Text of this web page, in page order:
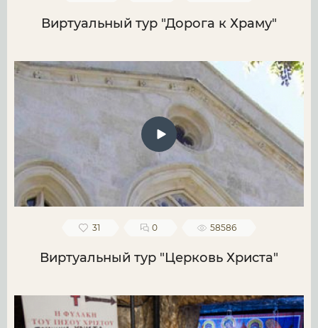
Виртуальный тур "Дорога к Храму"
31 0 58586
Виртуальный тур "Церковь Христа"